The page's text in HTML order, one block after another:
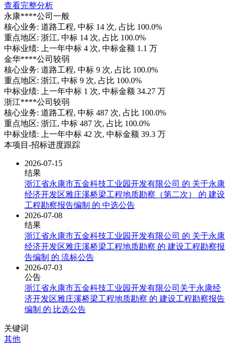
查看完整分析
永康****公司 一般
核心业务: 道路工程, 中标 14 次, 占比 100.0%
重点地区: 浙江, 中标 14 次, 占比 100.0%
中标业绩:
上一年中标 4 次, 中标金额 1.1 万
金华****公司 较弱
核心业务: 道路工程, 中标 9 次, 占比 100.0%
重点地区: 浙江, 中标 9 次, 占比 100.0%
中标业绩:
上一年中标 1 次, 中标金额 34.27 万
浙江****公司 较弱
核心业务: 道路工程, 中标 487 次, 占比 100.0%
重点地区: 浙江, 中标 487 次, 占比 100.0%
中标业绩:
上一年中标 42 次, 中标金额 39.3 万
本项目-招标进度跟踪
2026-07-15
结果
浙江省永康市五金科技工业园开发有限公司 的 关于永康
经济开发区雅庄溪桥梁工程地质勘察（第二次） 的 建设
工程勘察报告编制 的 中选公告
2026-07-08
结果
浙江省永康市五金科技工业园开发有限公司 的 关于永康
经济开发区雅庄溪桥梁工程地质勘察 的 建设工程勘察报
告编制 的 流标公告
2026-07-03
公告
浙江省永康市五金科技工业园开发有限公司关于永康经
济开发区雅庄溪桥梁工程地质勘察 的 建设工程勘察报告
编制 的 比选公告
关键词
其他